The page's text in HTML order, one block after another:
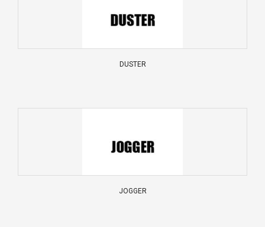
DUSTER
JOGGER